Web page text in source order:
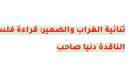
ثنائية الغراب والضمير: قراءة
الناقدة دنيا صاحب